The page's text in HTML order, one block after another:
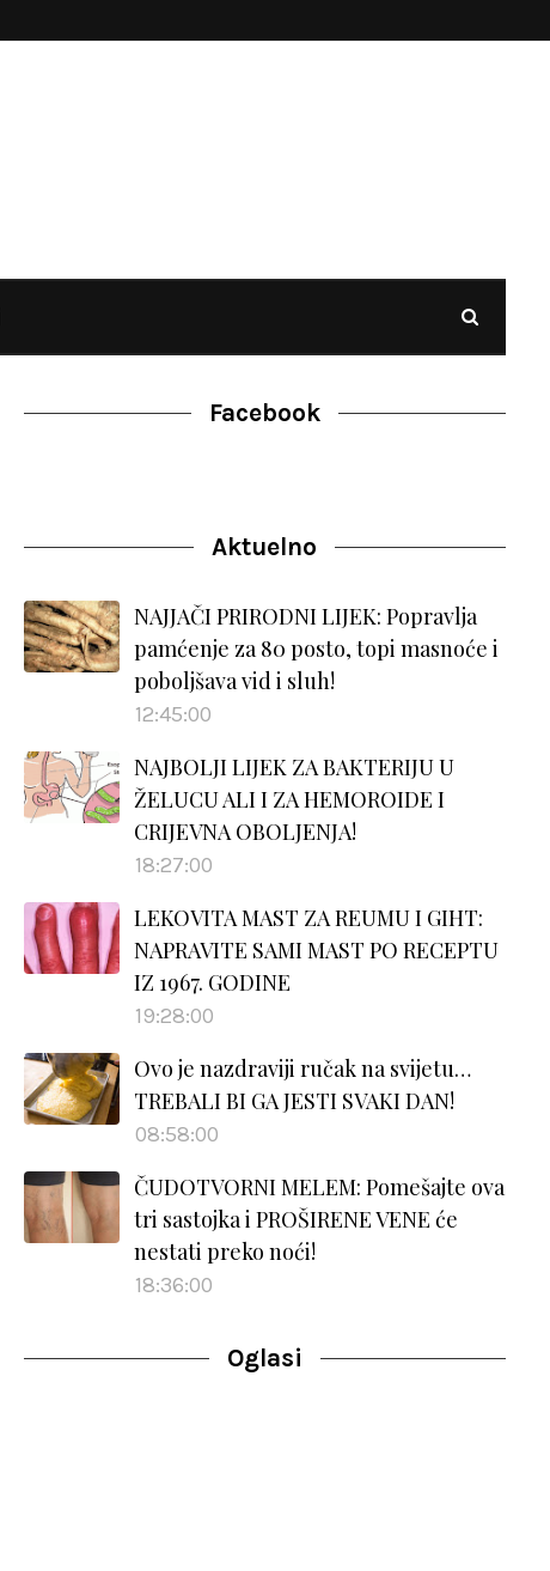
Facebook
Aktuelno
NAJJAČI PRIRODNI LIJEK: Popravlja
pamćenje za 80 posto, topi masnoće i
poboljšava vid i sluh!
12:45:00
NAJBOLJI LIJEK ZA BAKTERIJU U
ŽELUCU ALI I ZA HEMOROIDE I
CRIJEVNA OBOLJENJA!
18:27:00
LEKOVITA MAST ZA REUMU I GIHT:
NAPRAVITE SAMI MAST PO RECEPTU
IZ 1967. GODINE
19:28:00
Ovo je nazdraviji ručak na svijetu…
TREBALI BI GA JESTI SVAKI DAN!
08:58:00
ČUDOTVORNI MELEM: Pomešajte ova
tri sastojka i PROŠIRENE VENE će
nestati preko noći!
18:36:00
Oglasi